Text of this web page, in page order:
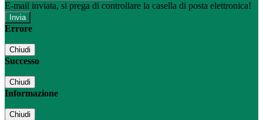
E-mail inviata, si prega di controllare la casella di posta elettronica!
Errore
Chiudi
Successo
Chiudi
Informazione
Chiudi